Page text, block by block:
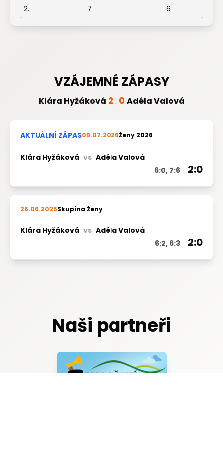
2.
7 6
VZÁJEMNÉ ZÁPASY
Klára Hyžáková 2 : 0Adéla Valová
Ženy 2026
AKTUÁLNÍ ZÁPAS09.07.2026
Klára Hyžáková vs Adéla Valová
6:0, 7:6
2:0
Skupina Ženy
26.06.2025
Klára Hyžáková vs Adéla Valová
6:2, 6:3
2:0
Naši partneři